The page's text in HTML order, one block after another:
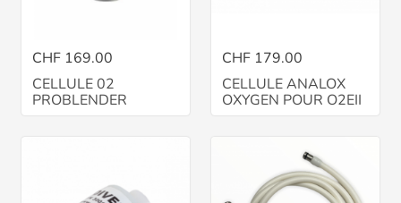
CHF 169.00
CELLULE 02
PROBLENDER
CHF 179.00
CELLULE ANALOX
OXYGEN POUR O2EII